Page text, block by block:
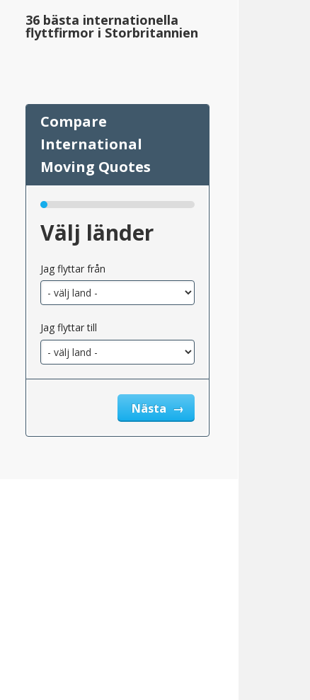
36 bästa internationella
flyttfirmor i Storbritannien
Välj länder
Jag flyttar från
Jag flyttar till
Nästa